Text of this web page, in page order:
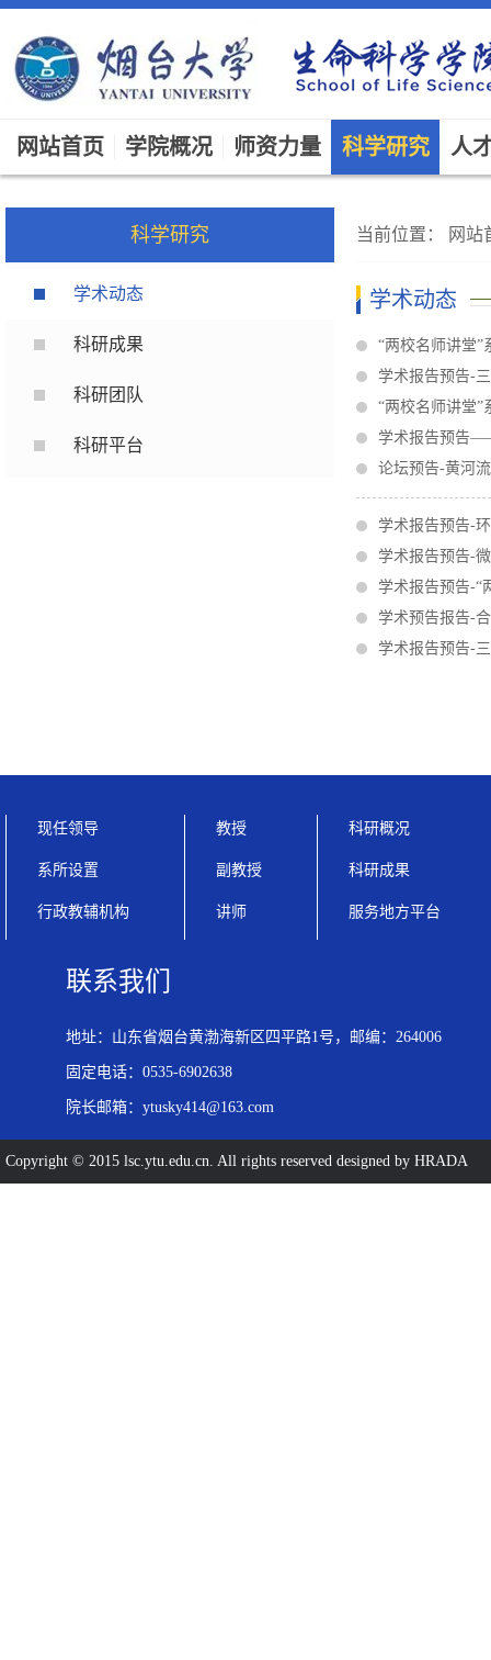
网站首页 学院概况 师资力量 科学研究 人
科学研究
学术动态
科研成果
科研团队
科研平台
当前位置： 网站
学术动态
“两校名师讲堂”
学术报告预告-
“两校名师讲堂”
学术报告预告
论坛预告-黄河
学术报告预告-
学术报告预告-
学术报告预告-“
学术预告报告-
学术报告预告-
现任领导
系所设置
行政教辅机构
教授
副教授
讲师
科研概况
科研成果
服务地方平台
联系我们
地址：山东省烟台黄渤海新区四平路1号，邮编：264006
固定电话：0535-6902638
院长邮箱：ytusky414@163.com
Copyright © 2015 lsc.ytu.edu.cn. All rights reserved designed by HRADA